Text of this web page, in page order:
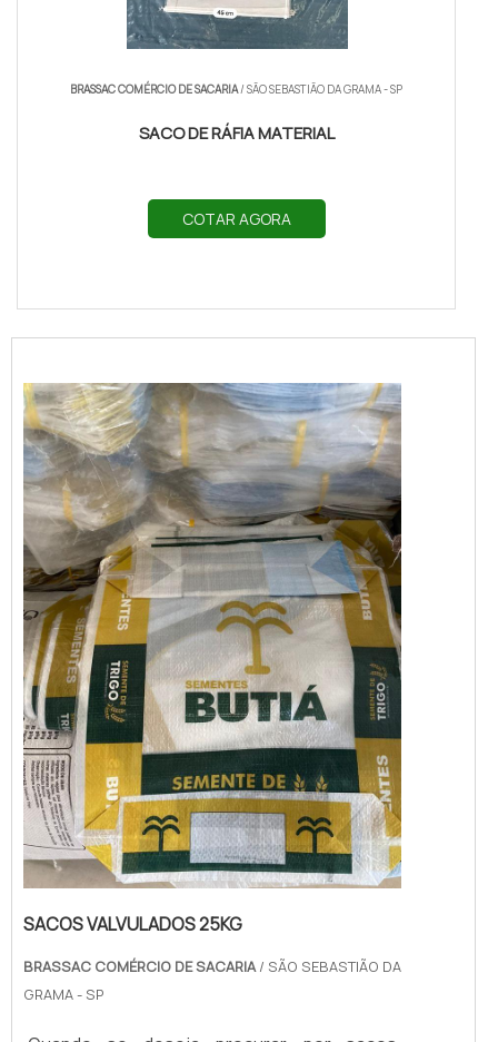
BRASSAC COMÉRCIO DE SACARIA/ SÃO SEBASTIÃO DA GRAMA - SP
SACO DE RÁFIA MATERIAL
COTAR AGORA
SACOS VALVULADOS 25KG
BRASSAC COMÉRCIO DE SACARIA/ SÃO SEBASTIÃO DA
GRAMA - SP